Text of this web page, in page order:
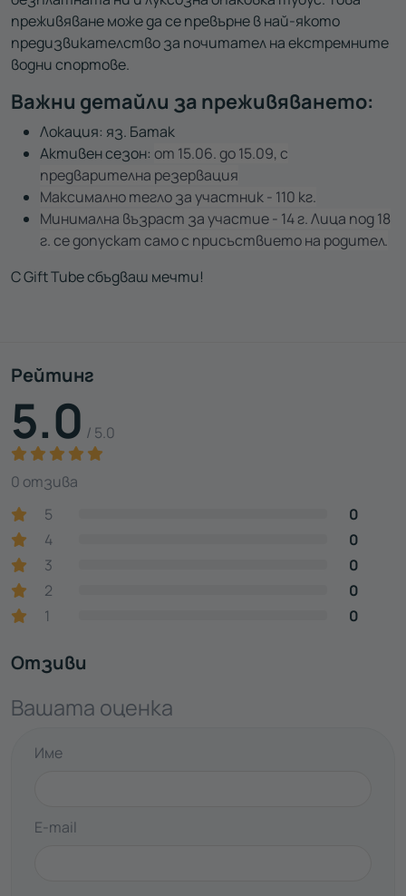
преживяване може да се превърне в най-якото
предизвикателство за почитател на екстремните
водни спортове.
Важни детайли за преживяването:
Локация: яз. Батак
Активен сезон: от 15.06. до 15.09, с
предварителна резервация
Максимално тегло за участник - 110 кг.
Минимална възраст за участие - 14 г. Лица под 18
г. се допускат само с присъствието на родител.
С Gift Tube сбъдваш мечти!
Рейтинг
5.0 / 5.0
0 отзива
5
0
4
0
3
0
2
0
1
0
Отзиви
Вашата оценка
Име
E-mail